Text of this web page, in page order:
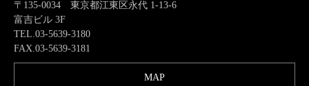
〒135-0034 東京都江東区永代 1-13-6
富吉ビル 3F
MAP
TEL.03-5639-3180
FAX.03-5639-3181